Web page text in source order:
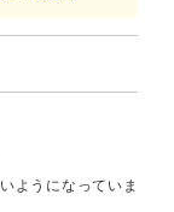
ようになっていま